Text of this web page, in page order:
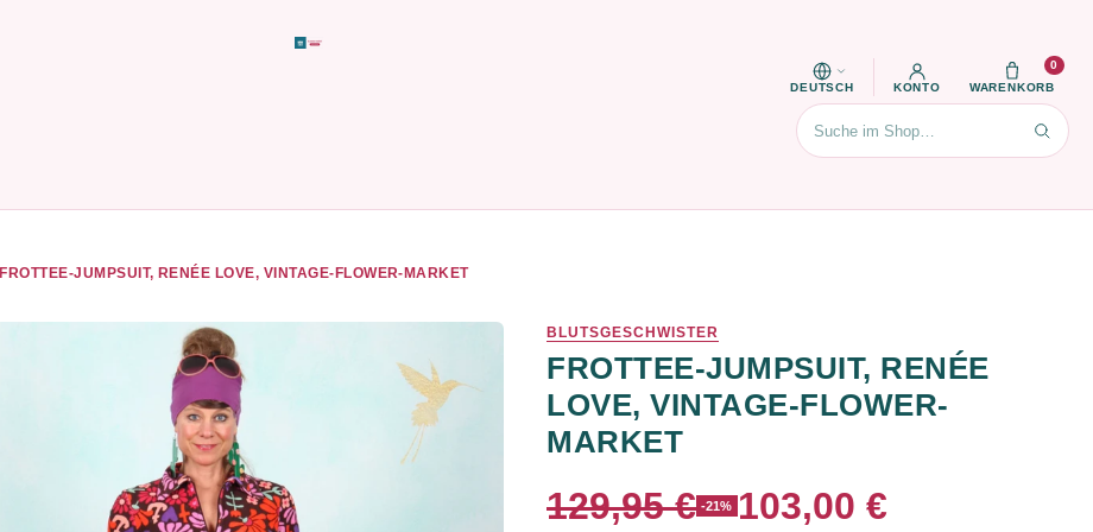
DEUTSCH KONTO WARENKORB
0
Suchen
FROTTEE-JUMPSUIT, RENÉE LOVE, VINTAGE-FLOWER-MARKET
BLUTSGESCHWISTER
FROTTEE-JUMPSUIT, RENÉE
LOVE, VINTAGE-FLOWER-
MARKET
129,95 € -21% 103,00 €